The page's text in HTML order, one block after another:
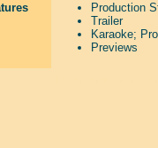
Production
Trailer
Karaoke;
Previews